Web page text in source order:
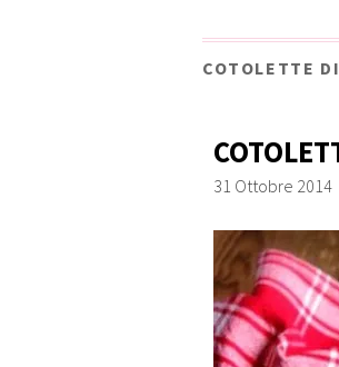
COTOLETTE
31 Ottobre 2014